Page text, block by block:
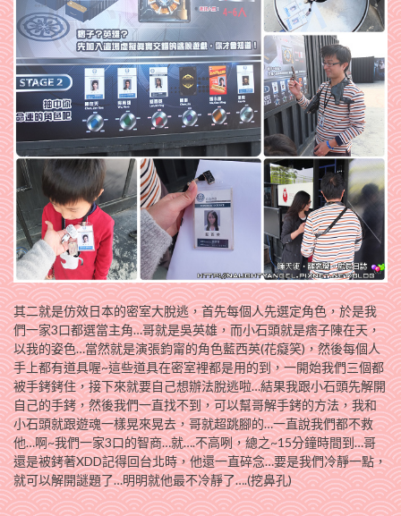
其二就是仿效日本的密室大脫逃，首先每個人先選定角色，於是我
們一家3口都選當主角…哥就是吳英雄，而小石頭就是痞子陳在天，
以我的姿色…當然就是演張鈞甯的角色藍西英(花癡笑)，然後每個人
手上都有道具喔~這些道具在密室裡都是用的到，一開始我們三個都
被手銬銬住，接下來就要自己想辦法脫逃啦…結果我跟小石頭先解開
自己的手銬，然後我們一直找不到，可以幫哥解手銬的方法，我和
小石頭就跟遊魂一樣晃來晃去，哥就超跳腳的…一直說我們都不救
他…啊~我們一家3口的智商…就….不高咧，總之~15分鐘時間到…哥
還是被銬著XDD記得回台北時，他還一直碎念…要是我們冷靜一點，
就可以解開謎題了…明明就他最不冷靜了….(挖鼻孔)